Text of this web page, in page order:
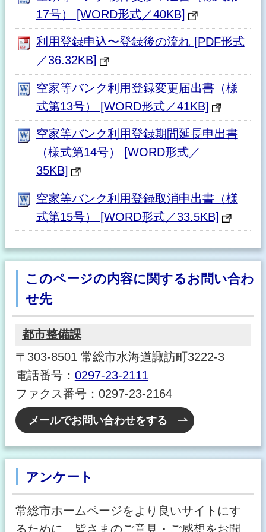
17号） [WORD形式／40KB]
利用登録申込〜登録後の流れ [PDF形式
／36.32KB]
空家等バンク利用登録変更届出書（様
式第13号） [WORD形式／41KB]
空家等バンク利用登録期間延長申出書
（様式第14号） [WORD形式／
35KB]
空家等バンク利用登録取消申出書（様
式第15号） [WORD形式／33.5KB]
このページの内容に関するお問い合わ
せ先
都市整備課
〒303-8501 常総市水海道諏訪町3222-3
電話番号： 0297-23-2111
ファクス番号：0297-23-2164
メールでお問い合わせをする
アンケート
常総市ホームページをより良いサイトにす
るために、皆さまのご意見・ご感想をお聞